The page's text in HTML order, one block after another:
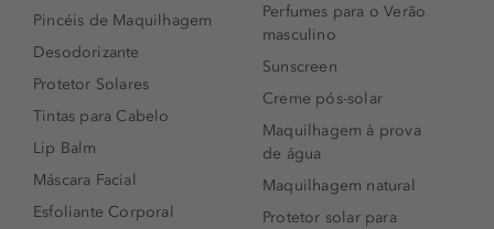
Pincéis de Maquilhagem
Desodorizante
Protetor Solares
Tintas para Cabelo
Lip Balm
Máscara Facial
Esfoliante Corporal
Perfumes para o Verão
masculino
Sunscreen
Creme pós-solar
Maquilhagem à prova
de água
Maquilhagem natural
Protetor solar para